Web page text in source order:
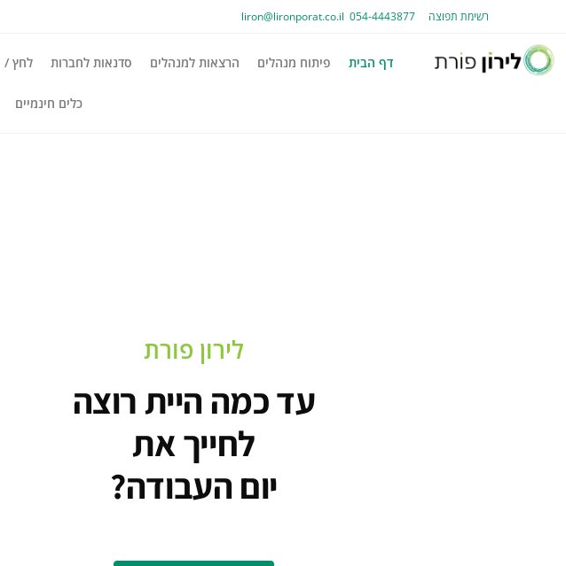
רשימת תפוצה 054-4443877
liron@lironporat.co.il​
דף הבית פיתוח מנהלים הרצאות למנהלים סדנאות לחברות לחץ /
כלים חינמיים
לירון פורת
עד כמה היית רוצה
לחייך את
יום העבודה?